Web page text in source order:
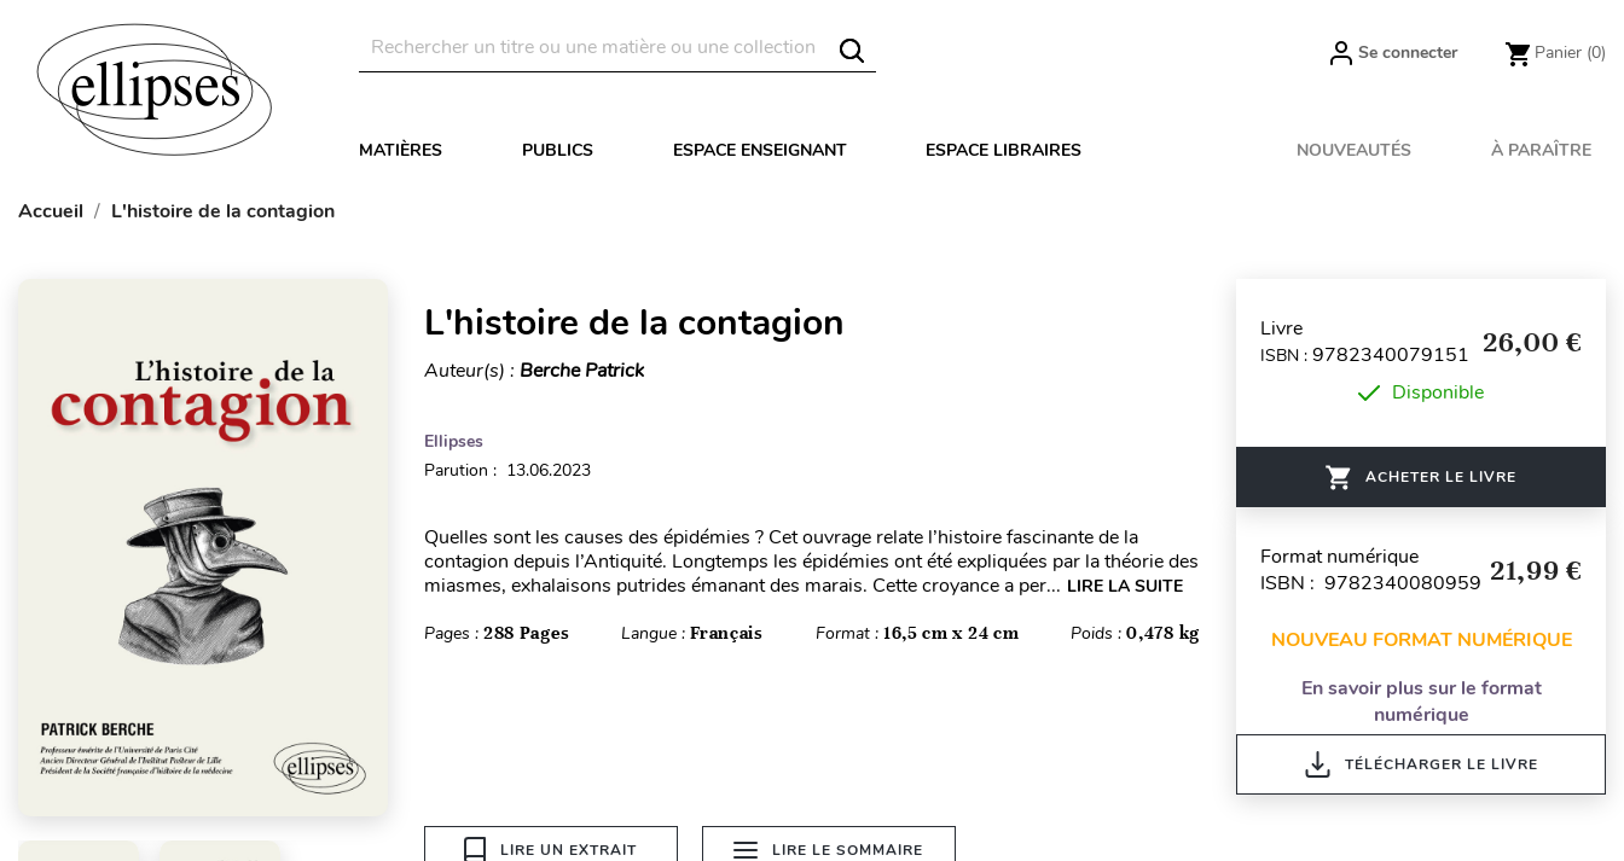
Se connecter Panier (0)
MATIÈRES PUBLICS ESPACE ENSEIGNANT ESPACE LIBRAIRES NOUVEAUTÉS À PARAÎTRE
Accueil L'histoire de la contagion
L'histoire de la contagion
Auteur(s) : Berche Patrick
Ellipses
Parution : 13.06.2023
Quelles sont les causes des épidémies ? Cet ouvrage relate l’histoire fascinante de la
contagion depuis l’Antiquité. Longtemps les épidémies ont été expliquées par la théorie des
miasmes, exhalaisons putrides émanant des marais. Cette croyance a per... LIRE LA SUITE
Pages : 288 Pages Langue :Français Format : 16,5 cm x 24 cm Poids :0,478 kg
LIRE UN EXTRAIT LIRE LE SOMMAIRE
Livre
ISBN : 9782340079151 26,00 €
Disponible
ACHETER LE LIVRE
Format numérique
ISBN : 9782340080959 21,99 €
NOUVEAU FORMAT NUMÉRIQUE
En savoir plus sur le format
numérique
TÉLÉCHARGER LE LIVRE